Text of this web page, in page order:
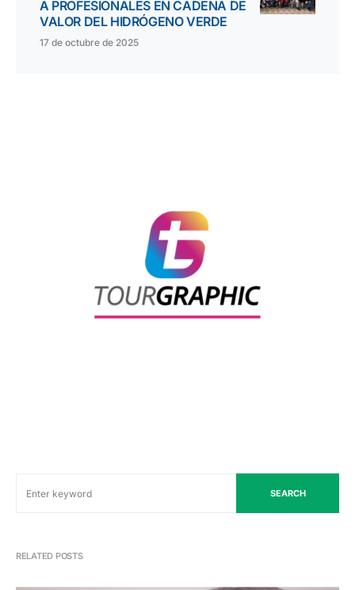
A PROFESIONALES EN CADENA DE
VALOR DEL HIDRÓGENO VERDE
17 de octubre de 2025
SEARCH
RELATED POSTS